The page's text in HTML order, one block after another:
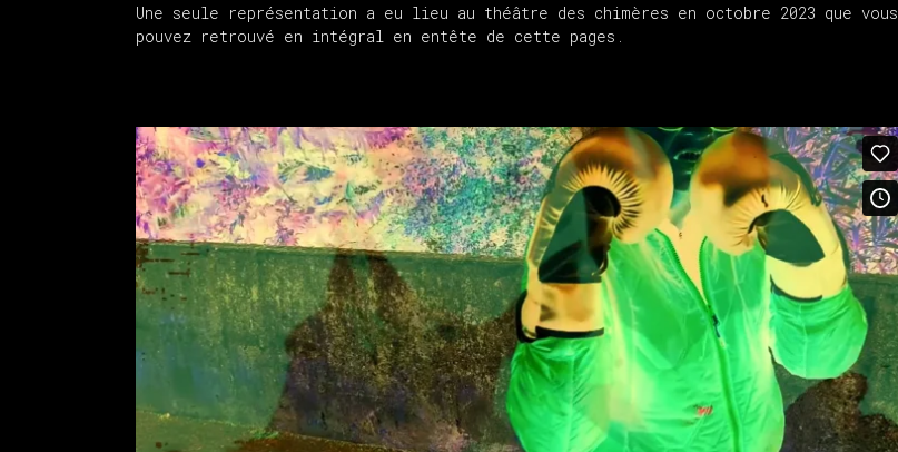
Une seule représentation a eu lieu au théâtre des chimères en octobre 2023 que vous
pouvez retrouvé en intégral en entête de cette pages.